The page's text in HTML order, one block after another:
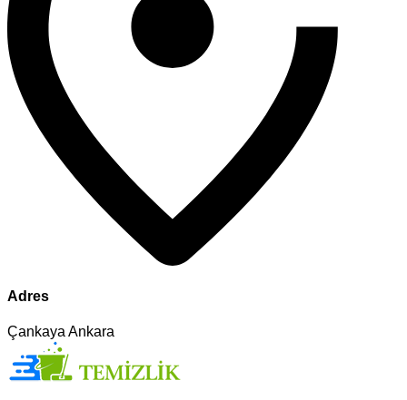
Adres
Çankaya Ankara